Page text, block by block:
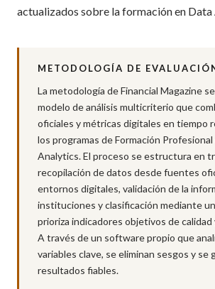
actualizados sobre la formación en
METODOLOGÍA DE
La metodología de Financial Magazine
modelo de análisis multicriterio que
oficiales y métricas digitales en tiempo
los programas de Formación Profesional
Analytics. El proceso se estructura en
recopilación de datos desde fuentes
entornos digitales, validación de la
instituciones y clasificación mediante
prioriza indicadores objetivos de
A través de un software propio que
variables clave, se eliminan sesgos y se
resultados fiables.